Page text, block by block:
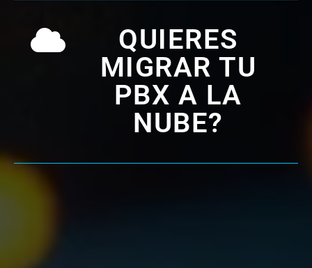
QUIERES
MIGRAR TU
PBX A LA
NUBE?